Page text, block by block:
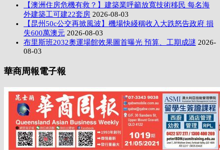
【澳洲住房危機有救？】建築業呼籲放寬技術移民 每名海
外建築工可建22套房 2026-08-03
【昆州50c公交再掀風波】機場快綫稱收入大跌怒告政府 損
失600萬澳元 2026-08-03
布里斯班2032奧運場館效果圖首曝光 預算、工期成謎 2026-
08-03
華商周報電子報